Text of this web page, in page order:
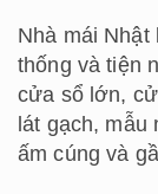
Nhà mái
thống và tiện
cửa sổ lớn,
lát gạch, mẫu
ấm cúng và